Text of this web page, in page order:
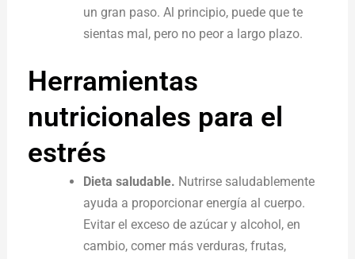
un gran paso. Al principio, puede que te
sientas mal, pero no peor a largo plazo.
Herramientas
nutricionales para el
estrés
Dieta saludable. Nutrirse saludablemente
ayuda a proporcionar energía al cuerpo.
Evitar el exceso de azúcar y alcohol, en
cambio, comer más verduras, frutas,